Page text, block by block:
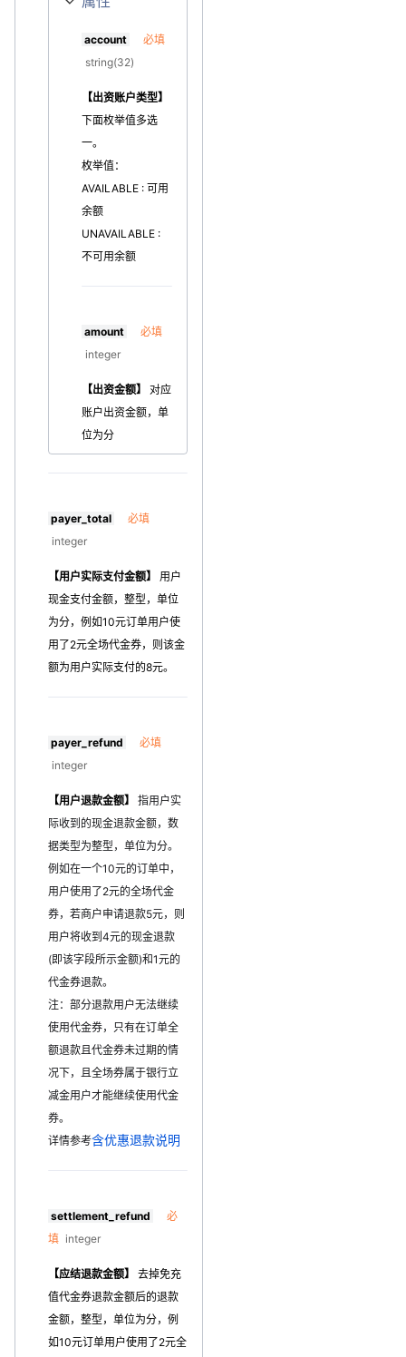
account
必填
string(32)
【出资账户类型】
下面枚举值多选
一。
枚举值：
AVAILABLE : 可用
余额
UNAVAILABLE :
不可用余额
amount
必填
integer
【出资金额】
对应
账户出资金额，单
位为分
payer_total
必填
integer
【用户实际支付金额】
用户
现金支付金额，整型，单位
为分，例如10元订单用户使
用了2元全场代金券，则该金
额为用户实际支付的8元。
payer_refund
必填
integer
【用户退款金额】
指用户实
际收到的现金退款金额，数
据类型为整型，单位为分。
例如在一个10元的订单中，
用户使用了2元的全场代金
券，若商户申请退款5元，则
用户将收到4元的现金退款
(即该字段所示金额)和1元的
代金券退款。
注：部分退款用户无法继续
使用代金券，只有在订单全
额退款且代金券未过期的情
况下，且全场券属于银行立
减金用户才能继续使用代金
券。
详情参考含优惠退款说明
settlement_refund
必
填 integer
【应结退款金额】
去掉免充
值代金券退款金额后的退款
金额，整型，单位为分，例
如10元订单用户使用了2元全